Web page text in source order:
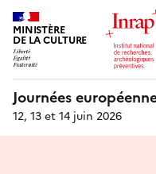
MINISTÈRE
DE LA CULTURE
Journées
12, 13 et 14 juin 2026